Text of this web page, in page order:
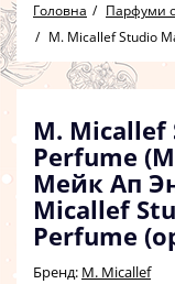
Головна
Парфуми
M. Micallef Studio
M. Micallef
Perfume
Мейк Ап
Micallef
Perfume
Бренд: M. Micallef